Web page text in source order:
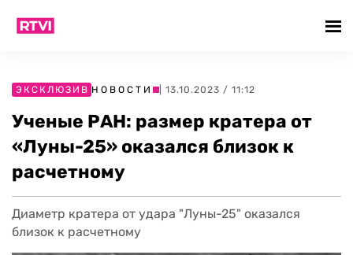
ЭКСКЛЮЗИВ НОВОСТИ | 13.10.2023 / 11:12
Ученые РАН: размер кратера от
«Луны-25» оказался близок к
расчетному
Диаметр кратера от удара "Луны-25" оказался
близок к расчетному